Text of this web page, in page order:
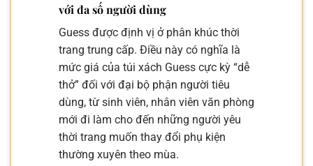
với đa số người dùng
Guess được định vị ở phân khúc thời
trang trung cấp. Điều này có nghĩa là
mức giá của túi xách Guess cực kỳ “dễ
thở” đối với đại bộ phận người tiêu
dùng, từ sinh viên, nhân viên văn phòng
mới đi làm cho đến những người yêu
thời trang muốn thay đổi phụ kiện
thường xuyên theo mùa.